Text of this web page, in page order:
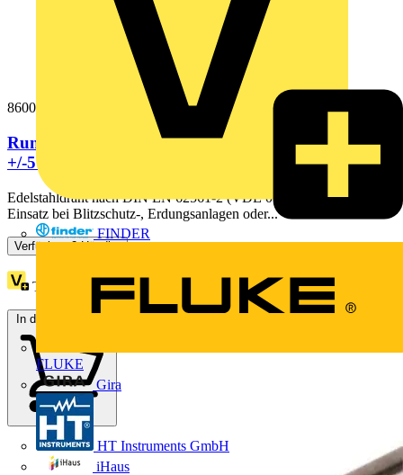
FINDER
FLUKE
Gira
HT Instruments GmbH
iHaus
860020
Runddraht 10mm NIRO (V4A) Ringlaenge 20m
+/-5%
Edelstahldraht nach DIN EN 62561-2 (VDE 0185-561-2), für den
Einsatz bei Blitzschutz-, Erdungsanlagen oder...
Verfügbar: 2 Händler
Treuepunkte:30
In den Warenkorb